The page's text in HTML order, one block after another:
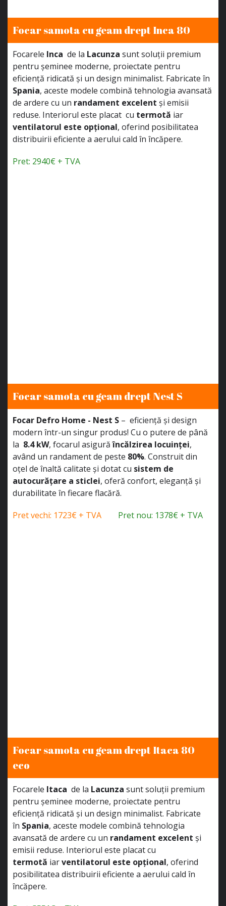
Focar samota cu geam drept Inca 80
Focarele Inca de la Lacunza sunt soluții premium
pentru șeminee moderne, proiectate pentru
eficiență ridicată și un design minimalist. Fabricate în
Spania, aceste modele combină tehnologia avansată
de ardere cu un randament excelent și emisii
reduse. Interiorul este placat cu termotă iar
ventilatorul este opțional, oferind posibilitatea
distribuirii eficiente a aerului cald în încăpere.
Pret: 2940€ + TVA
Focar samota cu geam drept Nest S
Focar Defro Home - Nest S – eficiență și design
modern într-un singur produs! Cu o putere de până
la 8.4 kW, focarul asigurăîncălzirea locuinței,
având un randament de peste 80%. Construit din
oțel de înaltă calitate și dotat cu sistem de
autocurățare a sticlei, oferă confort, eleganță și
durabilitate în fiecare flacără.
Pret vechi: 1723€ + TVA
Pret nou: 1378€ + TVA
Focar samota cu geam drept Itaca 80
eco
Focarele Itaca de la Lacunza sunt soluții premium
pentru șeminee moderne, proiectate pentru
eficiență ridicată și un design minimalist. Fabricate
în Spania, aceste modele combină tehnologia
avansată de ardere cu un randament excelent și
emisii reduse. Interiorul este placat cu
termotă iarventilatorul este opțional, oferind
posibilitatea distribuirii eficiente a aerului cald în
încăpere.